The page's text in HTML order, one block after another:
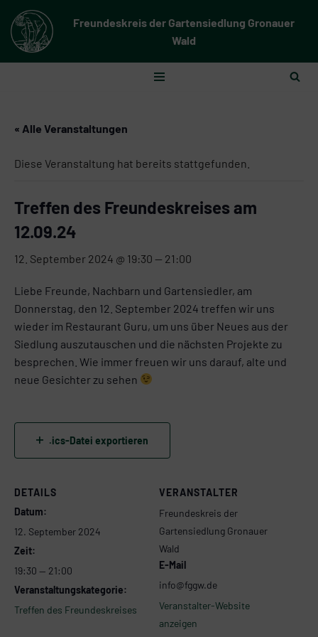
Zum
Inhalt
Freundeskreis der Gartensiedlung Gronauer
Wald
« Alle Veranstaltungen
Diese Veranstaltung hat bereits stattgefunden.
Treffen des Freundeskreises am
12.09.24
12. September 2024 @ 19:30 — 21:00
Liebe Freunde, Nachbarn und Gartensiedler, am
Donnerstag, den 12. September 2024 treffen wir uns
wieder im Restaurant Guru, um uns über Neues aus der
Siedlung auszutauschen und die nächsten Projekte zu
besprechen. Wie immer freuen wir uns darauf, alte und
neue Gesichter zu sehen
.ics-Datei exportieren
DETAILS
Datum:
12. September 2024
Zeit:
19:30 — 21:00
Veranstaltungskategorie:
Treffen des Freundeskreises
VERANSTALTER
Freundeskreis der
Gartensiedlung Gronauer
Wald
E-Mail
info@fggw.de
Veranstalter-Website
anzeigen